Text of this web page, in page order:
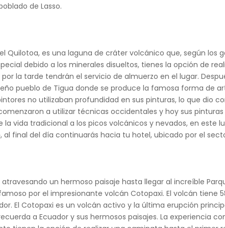
de Lasso.
Quilotoa, es una laguna de cráter volcánico que, según los
debido a los minerales disueltos, tienes la opción de
la tarde tendrán el servicio de almuerzo en el lugar.
pueblo de Tigua donde se produce la famosa forma de
no utilizaban profundidad en sus pinturas, lo que dio
a utilizar técnicas occidentales y hoy sus
vida tradicional a los picos volcánicos y nevados, en este
final del día continuarás hacia tu hotel, ubicado por el
un hermoso paisaje hasta llegar al increíble
por el impresionante volcán Cotopaxi. El volcán tiene
El Cotopaxi es un volcán activo y la última erupción
a Ecuador y sus hermosos paisajes. La experiencia